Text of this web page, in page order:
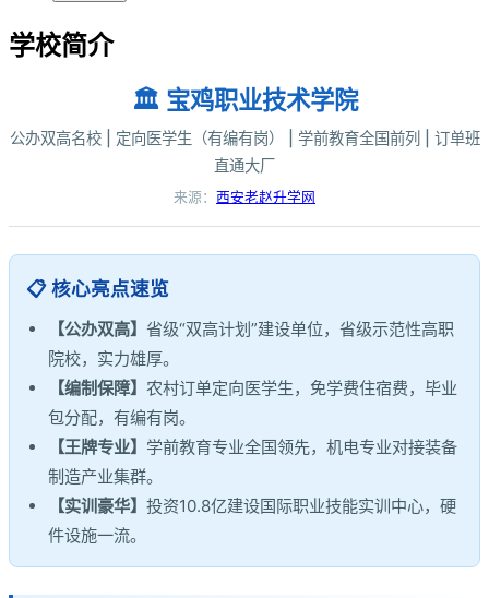
学校简介
🏛️ 宝鸡职业技术学院
公办双高名校 | 定向医学生（有编有岗） | 学前教育全国前列 | 订单班
直通大厂
来源： 西安老赵升学网
📋 核心亮点速览
【公办双高】 省级“双高计划”建设单位，省级示范性高职
院校，实力雄厚。
【编制保障】 农村订单定向医学生，免学费住宿费，毕业
包分配，有编有岗。
【王牌专业】 学前教育专业全国领先，机电专业对接装备
制造产业集群。
【实训豪华】 投资10.8亿建设国际职业技能实训中心，硬
件设施一流。